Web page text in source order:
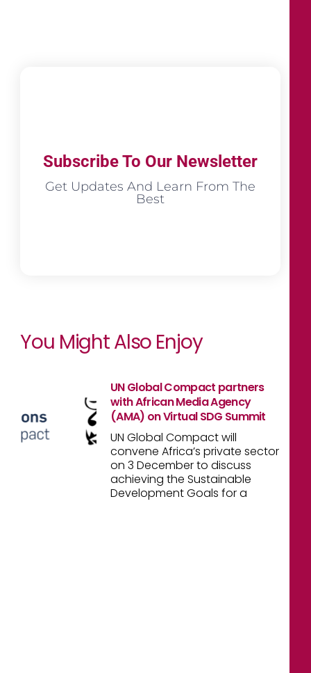
Subscribe To Our Newsletter
Get Updates And Learn From The
Best
You Might Also Enjoy
UN Global Compact partners
with African Media Agency
(AMA) on Virtual SDG Summit
UN Global Compact will
convene Africa’s private sector
on 3 December to discuss
achieving the Sustainable
Development Goals for a